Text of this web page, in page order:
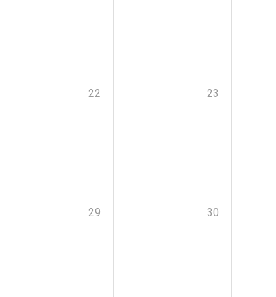
22 23
29 30